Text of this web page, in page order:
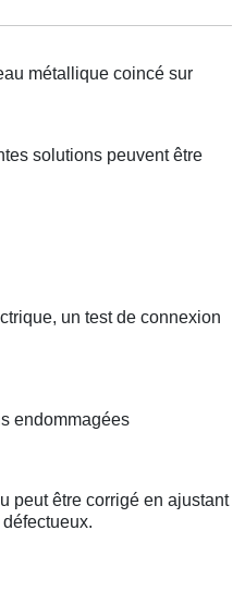
métallique coincé sur
solutions peuvent être
un test de connexion
endommagées
peut être corrigé en ajustant